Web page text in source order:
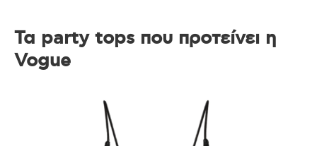
Τα party tops που προτείνει η
Vogue